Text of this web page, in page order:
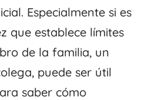
Especialmente si es
que establece límites
de la familia, un
puede ser útil
saber cómo